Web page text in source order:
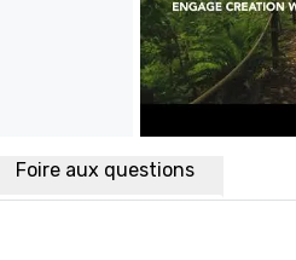
Foire aux questions